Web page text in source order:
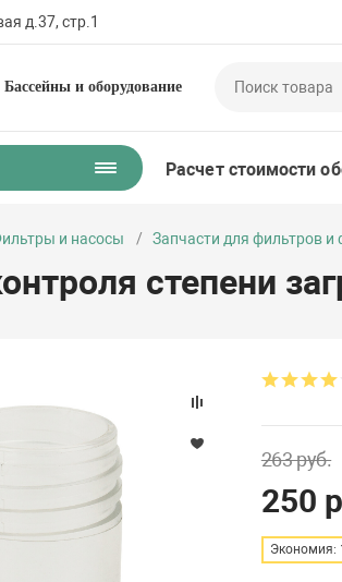
д.37, стр.1
Бассейны и оборудование
Расчет стоимости
и насосы Запчасти для фильтров
степени
263 руб.
250
Экономия: